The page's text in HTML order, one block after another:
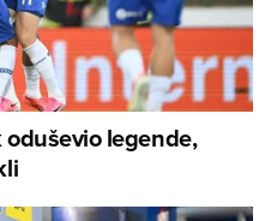
oduševio legende,